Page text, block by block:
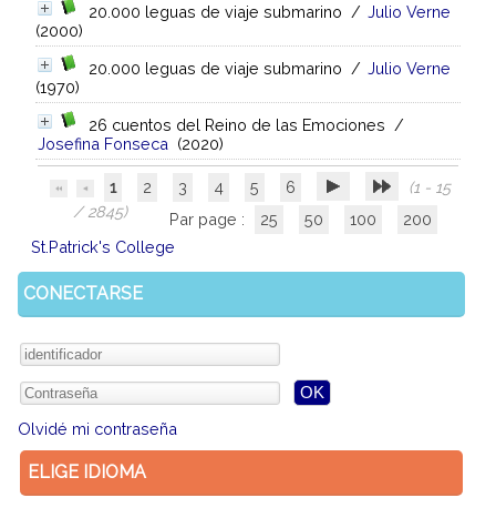
20.000 leguas de viaje submarino / Julio Verne
(2000)
20.000 leguas de viaje submarino / Julio Verne
(1970)
26 cuentos del Reino de las Emociones /
Josefina Fonseca (2020)
1 2 3 4 5 6
(1 - 15
/ 2845)
Par page : 25 50 100
200
St.Patrick's College
ELIGE IDIOMA
CONECTARSE
Olvidé mi contraseña